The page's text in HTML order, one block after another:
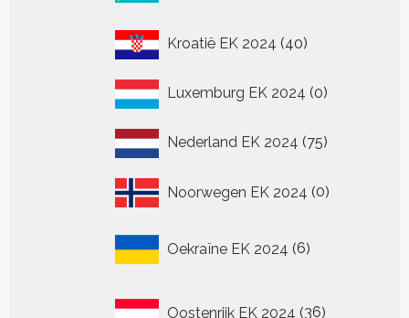
Kroatië EK 2024 4040
Luxemburg EK 2024 00
Nederland EK 2024 7575
Noorwegen EK 2024 00
Oekraïne EK 2024 6
producten
Oostenrijk EK 2024 36